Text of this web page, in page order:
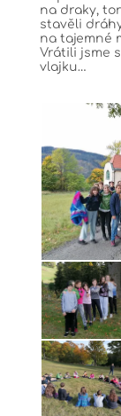
na draky,
stavěli
na tajemné
Vrátili jsme
vlajku…